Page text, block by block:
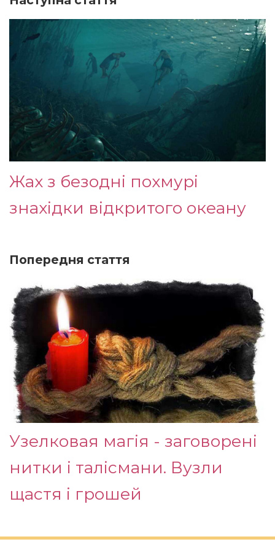
Жах з безодні похмурі
знахідки відкритого океану
Попередня стаття
Узелковая магія - заговорені
нитки і талісмани. Вузли
щастя і грошей